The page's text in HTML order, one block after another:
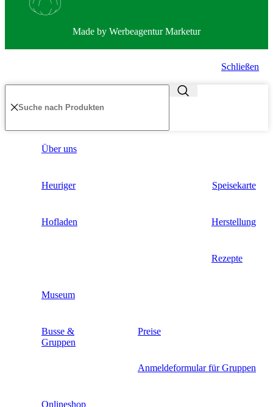
Made by Werbeagentur Marketur
Schließen
Über uns
Heuriger Speisekarte
Hofladen Herstellung
Rezepte
Museum
Busse &
Gruppen
Preise
Anmeldeformular für Gruppen
Onlineshop